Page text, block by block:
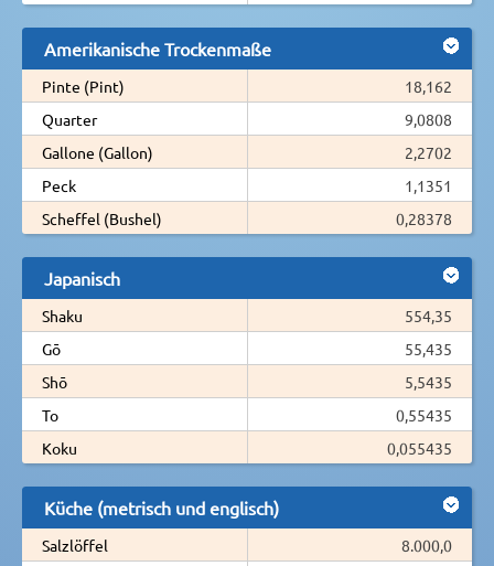
Amerikanische Trockenmaße
Pinte (Pint)
18,162
Quarter
9,0808
Gallone (Gallon)
2,2702
Peck
1,1351
Scheffel (Bushel)
0,28378
Japanisch
Shaku
554,35
Gō
55,435
Shō
5,5435
To
0,55435
Koku
0,055435
Küche (metrisch und englisch)
Salzlöffel
8.000,0